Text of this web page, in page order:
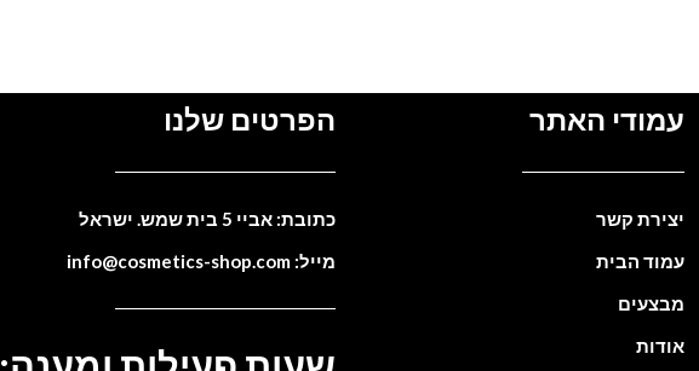
עמודי האתר
יצירת קשר
עמוד הבית
מבצעים
אודות
הפרטים שלנו
כתובת: אביי 5 בית שמש. ישראל
מייל: info@cosmetics-shop.com